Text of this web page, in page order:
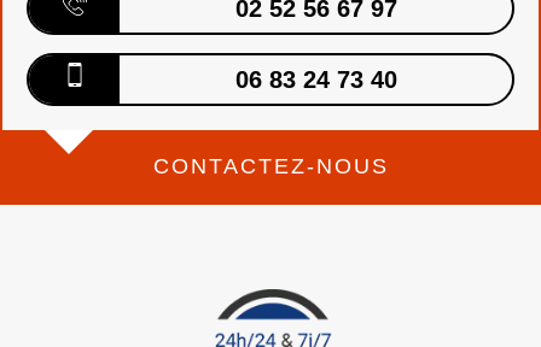
02 52 56 67 97
06 83 24 73 40
CONTACTEZ-NOUS